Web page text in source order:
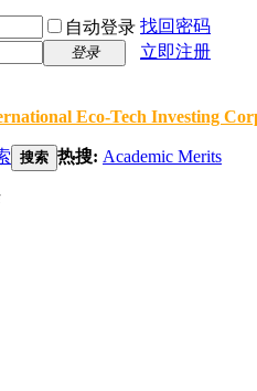
自动登录 找回密码
登录
立即注册
Eco-Tech Investing
搜索 热搜: Academic Merits